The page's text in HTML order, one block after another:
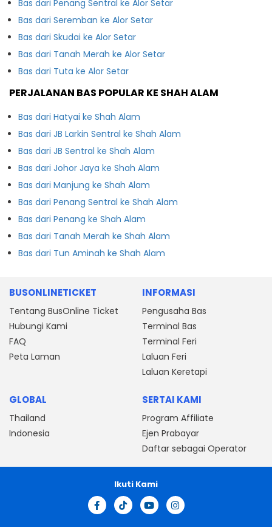
Bas dari Penang Sentral ke Alor Setar
Bas dari Seremban ke Alor Setar
Bas dari Skudai ke Alor Setar
Bas dari Tanah Merah ke Alor Setar
Bas dari Tuta ke Alor Setar
PERJALANAN BAS POPULAR KE SHAH ALAM
Bas dari Hatyai ke Shah Alam
Bas dari JB Larkin Sentral ke Shah Alam
Bas dari JB Sentral ke Shah Alam
Bas dari Johor Jaya ke Shah Alam
Bas dari Manjung ke Shah Alam
Bas dari Penang Sentral ke Shah Alam
Bas dari Penang ke Shah Alam
Bas dari Tanah Merah ke Shah Alam
Bas dari Tun Aminah ke Shah Alam
BUSONLINETICKET
Tentang BusOnline Ticket
Hubungi Kami
FAQ
Peta Laman
INFORMASI
Pengusaha Bas
Terminal Bas
Terminal Feri
Laluan Feri
Laluan Keretapi
GLOBAL
Thailand
Indonesia
SERTAI KAMI
Program Affiliate
Ejen Prabayar
Daftar sebagai Operator
Ikuti Kami